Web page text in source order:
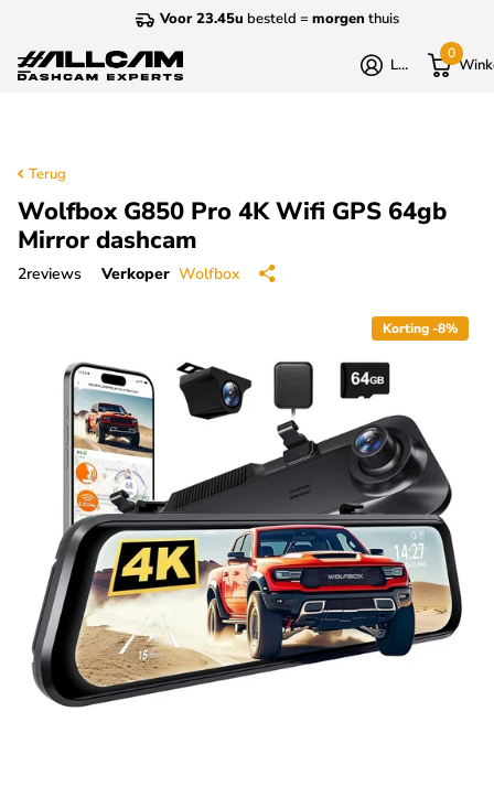
Voor 23.45u besteld = morgen thuis
Login
0
Terug
Wolfbox G850 Pro 4K Wifi GPS 64gb
Mirror dashcam
2reviews Verkoper Wolfbox
Korting -8%